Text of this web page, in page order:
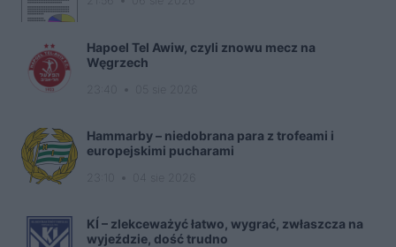
Hapoel Tel Awiw, czyli znowu mecz na
Węgrzech
Hammarby – niedobrana para z trofeami i
europejskimi pucharami
KÍ – zlekceważyć łatwo, wygrać, zwłaszcza na
wyjeździe, dość trudno